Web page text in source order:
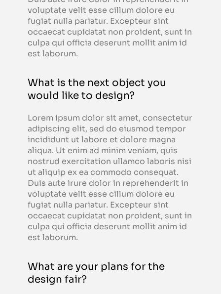
voluptate velit esse cillum dolore eu
fugiat nulla pariatur. Excepteur sint
occaecat cupidatat non proident, sunt in
culpa qui officia deserunt mollit anim id
est laborum.
What is the next object you
would like to design?
Lorem ipsum dolor sit amet, consectetur
adipiscing elit, sed do eiusmod tempor
incididunt ut labore et dolore magna
aliqua. Ut enim ad minim veniam, quis
nostrud exercitation ullamco laboris nisi
ut aliquip ex ea commodo consequat.
Duis aute irure dolor in reprehenderit in
voluptate velit esse cillum dolore eu
fugiat nulla pariatur. Excepteur sint
occaecat cupidatat non proident, sunt in
culpa qui officia deserunt mollit anim id
est laborum.
What are your plans for the
design fair?